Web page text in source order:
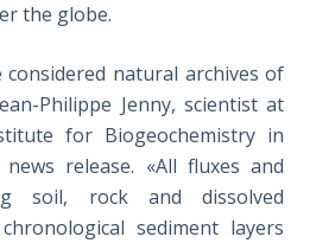
the globe.
considered natural archives of
Philippe Jenny, scientist at
for Biogeochemistry in
release. «All fluxes and
soil, rock and dissolved
sediment layers